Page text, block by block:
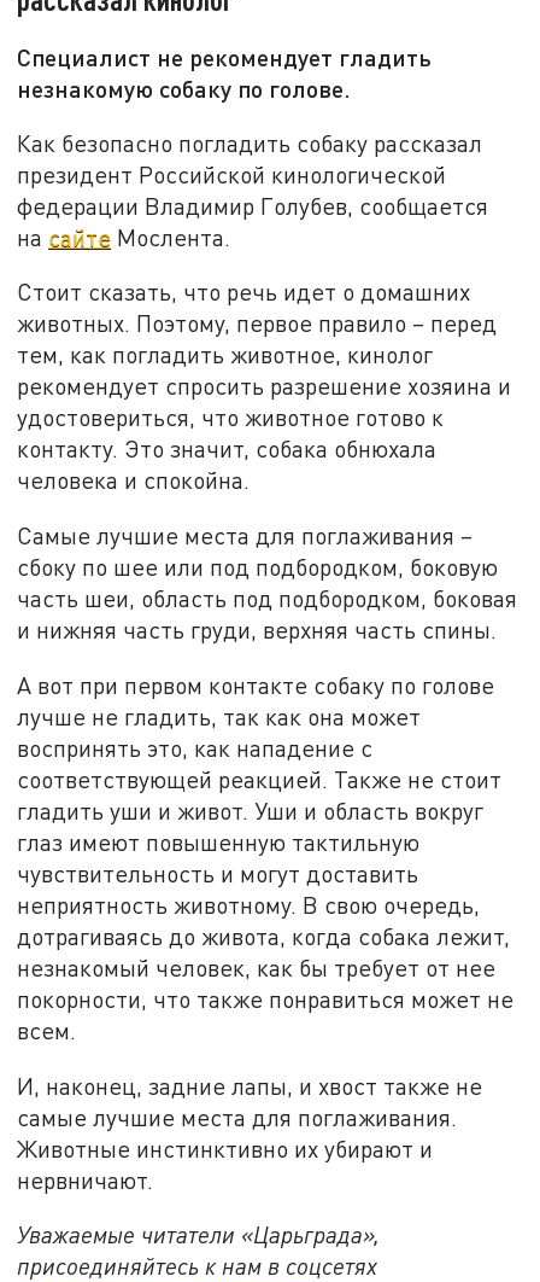
Специалист не рекомендует гладить
незнакомую собаку по голове.
Как безопасно погладить собаку рассказал
президент Российской кинологической
федерации Владимир Голубев, сообщается
на сайте Мослента.
Стоит сказать, что речь идет о домашних
животных. Поэтому, первое правило – перед
тем, как погладить животное, кинолог
рекомендует спросить разрешение хозяина и
удостовериться, что животное готово к
контакту. Это значит, собака обнюхала
человека и спокойна.
Самые лучшие места для поглаживания –
сбоку по шее или под подбородком, боковую
часть шеи, область под подбородком, боковая
и нижняя часть груди, верхняя часть спины.
А вот при первом контакте собаку по голове
лучше не гладить, так как она может
воспринять это, как нападение с
соответствующей реакцией. Также не стоит
гладить уши и живот. Уши и область вокруг
глаз имеют повышенную тактильную
чувствительность и могут доставить
неприятность животному. В свою очередь,
дотрагиваясь до живота, когда собака лежит,
незнакомый человек, как бы требует от нее
покорности, что также понравиться может не
всем.
И, наконец, задние лапы, и хвост также не
самые лучшие места для поглаживания.
Животные инстинктивно их убирают и
нервничают.
Уважаемые читатели «Царьграда»,
присоединяйтесь к нам в соцсетях